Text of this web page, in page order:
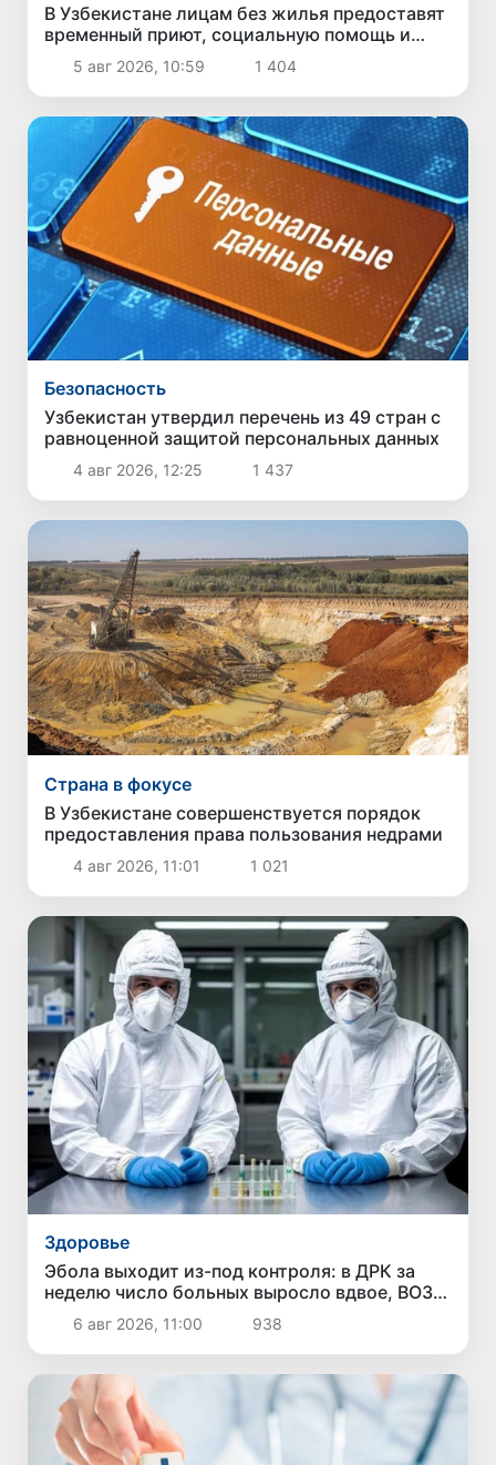
В Узбекистане лицам без жилья предоставят
временный приют, социальную помощь и
возможность трудоустройства
5 авг 2026, 10:59 1 404
Безопасность
Узбекистан утвердил перечень из 49 стран с
равноценной защитой персональных данных
4 авг 2026, 12:25 1 437
Страна в фокусе
В Узбекистане совершенствуется порядок
предоставления права пользования недрами
4 авг 2026, 11:01 1 021
Здоровье
Эбола выходит из-под контроля: в ДРК за
неделю число больных выросло вдвое, ВОЗ
бьет тревогу
6 авг 2026, 11:00 938